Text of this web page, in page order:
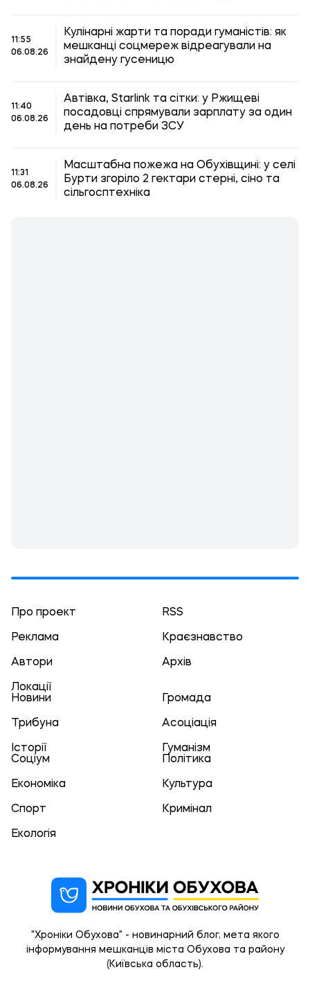
11:55
06.08.26
Кулінарні жарти та поради гуманістів: як
мешканці соцмереж відреагували на
знайдену гусеницю
11:40
06.08.26
Автівка, Starlink та сітки: у Ржищеві
посадовці спрямували зарплату за один
день на потреби ЗСУ
11:31
06.08.26
Масштабна пожежа на Обухівщині: у селі
Бурти згоріло 2 гектари стерні, сіно та
сільгосптехніка
Про проект RSS
Реклама Краєзнавство
Автори Архів
Локації
Новини
Громада
Трибуна Асоціація
Історії
Гуманізм
Соціум
Політика
Економіка Культура
Спорт Кримінал
Екологія
"Хроніки Обухова" - новинарний блог, мета якого
інформування мешканців міста Обухова та району
(Київська область).